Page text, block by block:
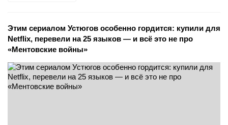
Этим сериалом Устюгов особенно гордится: купили для
Netflix, перевели на 25 языков — и всё это не про
«Ментовские войны»